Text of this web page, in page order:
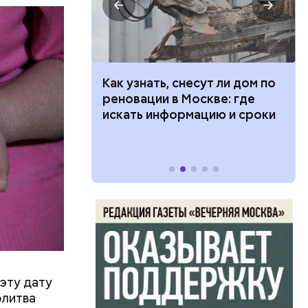
дату
тысяч
при
кто может
нужны
Как узнать, снесут ли дом по
реновации в Москве: где
искать информацию и сроки